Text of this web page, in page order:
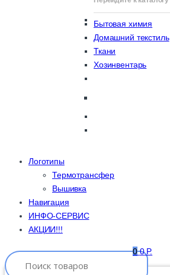
Бытовая химия
Домашний текстиль
Ткани
Хозинвентарь
Логотипы
Термотрансфер
Вышивка
Навигация
ИНФО-СЕРВИС
АКЦИИ!!!
Search for: 0 0Р.